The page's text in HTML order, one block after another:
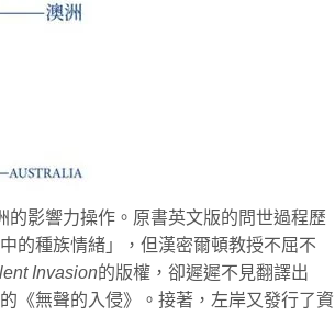
的影響力操作。原書英文版的問世過程歷
的種族情緒」，但漢密爾頓教授不屈不
Invasion的版權，卻遲遲不見翻譯出
《無聲的入侵》。接著，左岸又發行了資